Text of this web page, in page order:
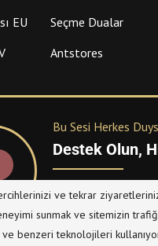
EU
Seçme Dualar
Antstores
Bu Sesi Herkes
Destek Olun,
PATREON
bulanabilirsiniz.
ve tekrar
sunmak ve sitemizin
benzeri teknolojileri